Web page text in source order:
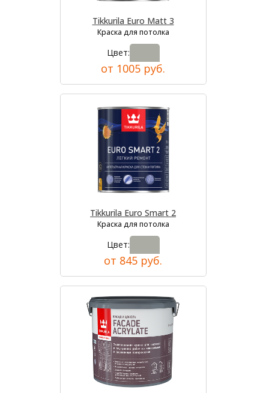
Tikkurila Euro Matt 3
Краска для потолка
Цвет:
от 1005 руб.
Tikkurila Euro Smart 2
Краска для потолка
Цвет:
от 845 руб.